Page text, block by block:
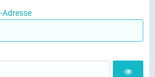
Adresse